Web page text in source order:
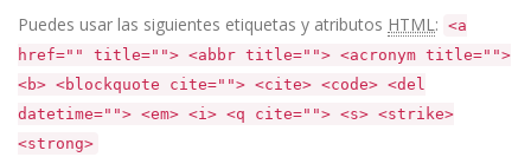
Puedes usar las siguientes etiquetas y atributos HTML: <a
href="" title=""> <abbr title=""> <acronym title="">
<b> <blockquote cite=""> <cite> <code> <del
datetime=""> <em> <i> <q cite=""> <s> <strike>
<strong>